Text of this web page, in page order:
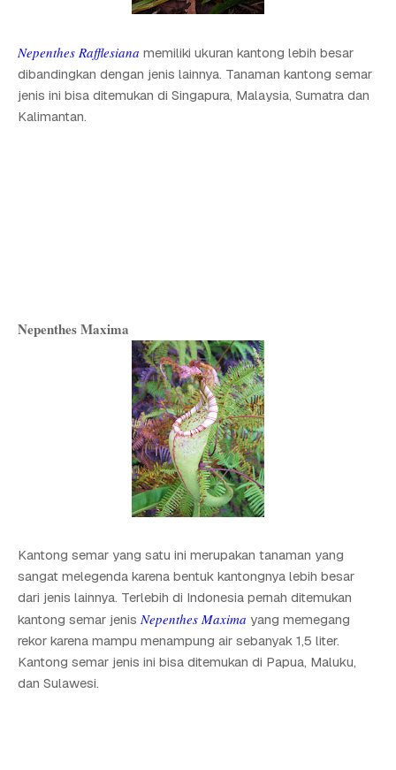
Nepenthes Rafflesiana memiliki ukuran kantong lebih besar
dibandingkan dengan jenis lainnya. Tanaman kantong semar
jenis ini bisa ditemukan di Singapura, Malaysia, Sumatra dan
Kalimantan.
Nepenthes Maxima
Kantong semar yang satu ini merupakan tanaman yang
sangat melegenda karena bentuk kantongnya lebih besar
dari jenis lainnya. Terlebih di Indonesia pernah ditemukan
kantong semar jenisNepenthes Maxima yang memegang
rekor karena mampu menampung air sebanyak 1,5 liter.
Kantong semar jenis ini bisa ditemukan di Papua, Maluku,
dan Sulawesi.